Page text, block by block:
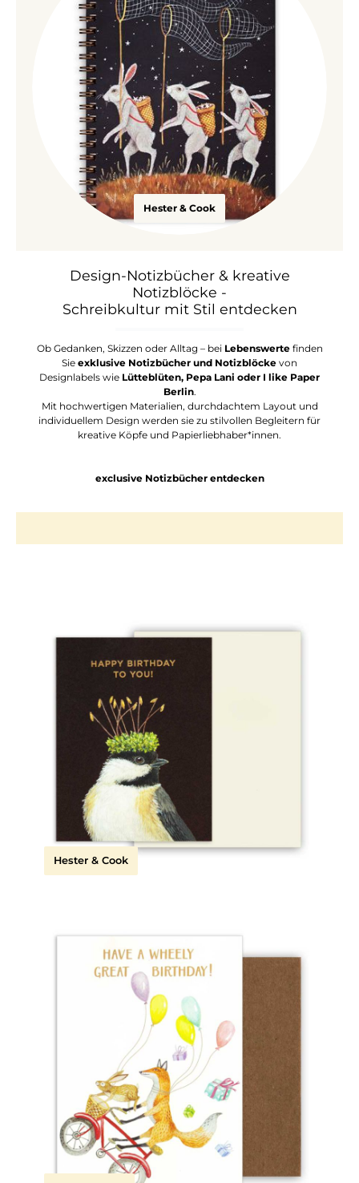
Hester & Cook
Design-Notizbücher & kreative
Notizblöcke -
Schreibkultur mit Stil entdecken
Ob Gedanken, Skizzen oder Alltag – bei Lebenswerte finden
Sie exklusive Notizbücher und Notizblöcke von
Designlabels wie Lütteblüten, Pepa Lani oder I like Paper
Berlin.
Mit hochwertigen Materialien, durchdachtem Layout und
individuellem Design werden sie zu stilvollen Begleitern für
kreative Köpfe und Papierliebhaber*innen.
exclusive Notizbücher entdecken
Hester & Cook